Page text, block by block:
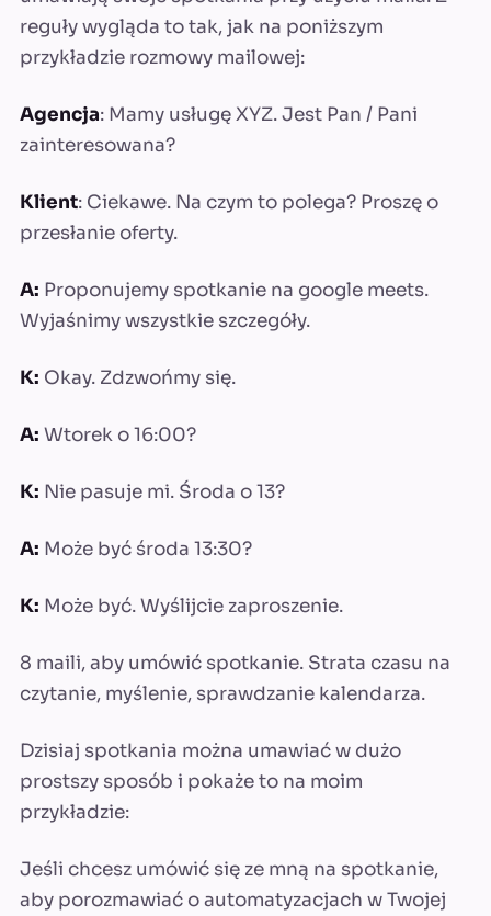
reguły wygląda to tak, jak na poniższym
przykładzie rozmowy mailowej:
Agencja: Mamy usługę XYZ. Jest Pan / Pani
zainteresowana?
Klient: Ciekawe. Na czym to polega? Proszę o
przesłanie oferty.
A: Proponujemy spotkanie na google meets.
Wyjaśnimy wszystkie szczegóły.
K: Okay. Zdzwońmy się.
A: Wtorek o 16:00?
K: Nie pasuje mi. Środa o 13?
A: Może być środa 13:30?
K: Może być. Wyślijcie zaproszenie.
8 maili, aby umówić spotkanie. Strata czasu na
czytanie, myślenie, sprawdzanie kalendarza.
Dzisiaj spotkania można umawiać w dużo
prostszy sposób i pokaże to na moim
przykładzie:
Jeśli chcesz umówić się ze mną na spotkanie,
aby porozmawiać o automatyzacjach w Twojej